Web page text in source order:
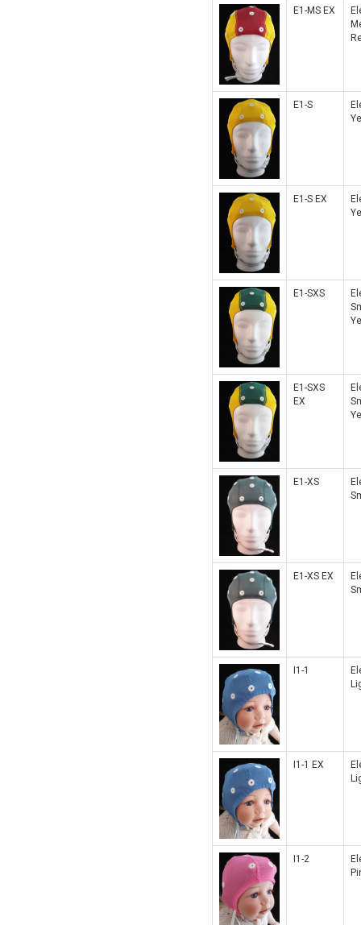
E1-MS EX
E1-S
E1-S EX
E1-SXS
E1-SXS
EX
E1-XS
E1-XS EX
I1-1
I1-1 EX
I1-2